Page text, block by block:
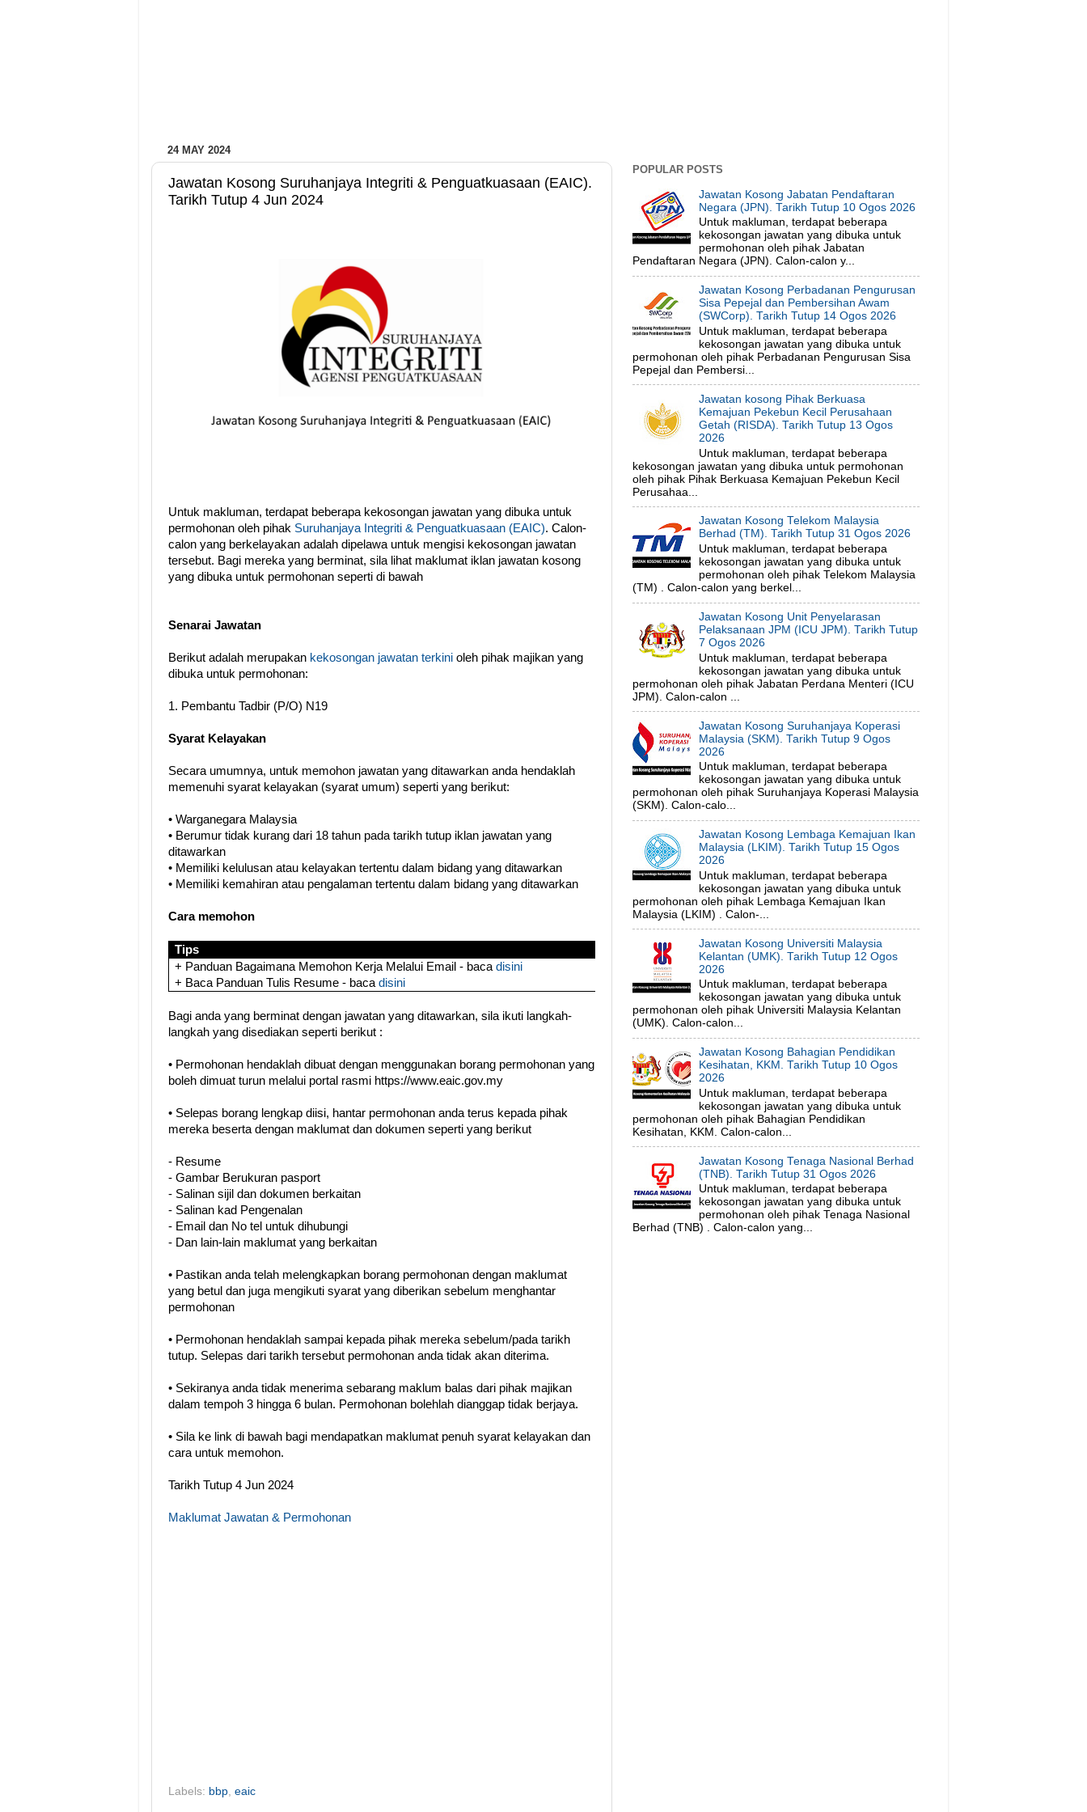
24 MAY 2024
Jawatan Kosong Suruhanjaya Integriti & Penguatkuasaan (EAIC).
Tarikh Tutup 4 Jun 2024
Untuk makluman, terdapat beberapa kekosongan jawatan yang dibuka untuk
permohonan oleh pihak Suruhanjaya Integriti & Penguatkuasaan (EAIC). Calon-
calon yang berkelayakan adalah dipelawa untuk mengisi kekosongan jawatan
tersebut. Bagi mereka yang berminat, sila lihat maklumat iklan jawatan kosong
yang dibuka untuk permohonan seperti di bawah
Senarai Jawatan
Berikut adalah merupakan kekosongan jawatan terkini oleh pihak majikan yang
dibuka untuk permohonan:
1. Pembantu Tadbir (P/O) N19
Syarat Kelayakan
Secara umumnya, untuk memohon jawatan yang ditawarkan anda hendaklah
memenuhi syarat kelayakan (syarat umum) seperti yang berikut:
• Warganegara Malaysia
• Berumur tidak kurang dari 18 tahun pada tarikh tutup iklan jawatan yang
ditawarkan
• Memiliki kelulusan atau kelayakan tertentu dalam bidang yang ditawarkan
• Memiliki kemahiran atau pengalaman tertentu dalam bidang yang ditawarkan
Cara memohon
Tips
+ Panduan Bagaimana Memohon Kerja Melalui Email - bacadisini
+ Baca Panduan Tulis Resume - bacadisini
Bagi anda yang berminat dengan jawatan yang ditawarkan, sila ikuti langkah-
langkah yang disediakan seperti berikut :
• Permohonan hendaklah dibuat dengan menggunakan borang permohonan yang
boleh dimuat turun melalui portal rasmi https://www.eaic.gov.my
• Selepas borang lengkap diisi, hantar permohonan anda terus kepada pihak
mereka beserta dengan maklumat dan dokumen seperti yang berikut
- Resume
- Gambar Berukuran pasport
- Salinan sijil dan dokumen berkaitan
- Salinan kad Pengenalan
- Email dan No tel untuk dihubungi
- Dan lain-lain maklumat yang berkaitan
• Pastikan anda telah melengkapkan borang permohonan dengan maklumat
yang betul dan juga mengikuti syarat yang diberikan sebelum menghantar
permohonan
• Permohonan hendaklah sampai kepada pihak mereka sebelum/pada tarikh
tutup. Selepas dari tarikh tersebut permohonan anda tidak akan diterima.
• Sekiranya anda tidak menerima sebarang maklum balas dari pihak majikan
dalam tempoh 3 hingga 6 bulan. Permohonan bolehlah dianggap tidak berjaya.
• Sila ke link di bawah bagi mendapatkan maklumat penuh syarat kelayakan dan
cara untuk memohon.
Tarikh Tutup 4 Jun 2024
Maklumat Jawatan & Permohonan
Labels: bbp eaic
POPULAR POSTS
Jawatan Kosong Jabatan Pendaftaran
Negara (JPN). Tarikh Tutup 10 Ogos 2026
Untuk makluman, terdapat beberapa
kekosongan jawatan yang dibuka untuk
permohonan oleh pihak Jabatan
Pendaftaran Negara (JPN). Calon-calon y...
Jawatan Kosong Perbadanan Pengurusan
Sisa Pepejal dan Pembersihan Awam
(SWCorp). Tarikh Tutup 14 Ogos 2026
Untuk makluman, terdapat beberapa
kekosongan jawatan yang dibuka untuk
permohonan oleh pihak Perbadanan Pengurusan Sisa
Pepejal dan Pembersi...
Jawatan kosong Pihak Berkuasa
Kemajuan Pekebun Kecil Perusahaan
Getah (RISDA). Tarikh Tutup 13 Ogos
2026
Untuk makluman, terdapat beberapa
kekosongan jawatan yang dibuka untuk permohonan
oleh pihak Pihak Berkuasa Kemajuan Pekebun Kecil
Perusahaa...
Jawatan Kosong Telekom Malaysia
Berhad (TM). Tarikh Tutup 31 Ogos 2026
Untuk makluman, terdapat beberapa
kekosongan jawatan yang dibuka untuk
permohonan oleh pihak Telekom Malaysia
(TM) . Calon-calon yang berkel...
Jawatan Kosong Unit Penyelarasan
Pelaksanaan JPM (ICU JPM). Tarikh Tutup
7 Ogos 2026
Untuk makluman, terdapat beberapa
kekosongan jawatan yang dibuka untuk
permohonan oleh pihak Jabatan Perdana Menteri (ICU
JPM). Calon-calon ...
Jawatan Kosong Suruhanjaya Koperasi
Malaysia (SKM). Tarikh Tutup 9 Ogos
2026
Untuk makluman, terdapat beberapa
kekosongan jawatan yang dibuka untuk
permohonan oleh pihak Suruhanjaya Koperasi Malaysia
(SKM). Calon-calo...
Jawatan Kosong Lembaga Kemajuan Ikan
Malaysia (LKIM). Tarikh Tutup 15 Ogos
2026
Untuk makluman, terdapat beberapa
kekosongan jawatan yang dibuka untuk
permohonan oleh pihak Lembaga Kemajuan Ikan
Malaysia (LKIM) . Calon-...
Jawatan Kosong Universiti Malaysia
Kelantan (UMK). Tarikh Tutup 12 Ogos
2026
Untuk makluman, terdapat beberapa
kekosongan jawatan yang dibuka untuk
permohonan oleh pihak Universiti Malaysia Kelantan
(UMK). Calon-calon...
Jawatan Kosong Bahagian Pendidikan
Kesihatan, KKM. Tarikh Tutup 10 Ogos
2026
Untuk makluman, terdapat beberapa
kekosongan jawatan yang dibuka untuk
permohonan oleh pihak Bahagian Pendidikan
Kesihatan, KKM. Calon-calon...
Jawatan Kosong Tenaga Nasional Berhad
(TNB). Tarikh Tutup 31 Ogos 2026
Untuk makluman, terdapat beberapa
kekosongan jawatan yang dibuka untuk
permohonan oleh pihak Tenaga Nasional
Berhad (TNB) . Calon-calon yang...